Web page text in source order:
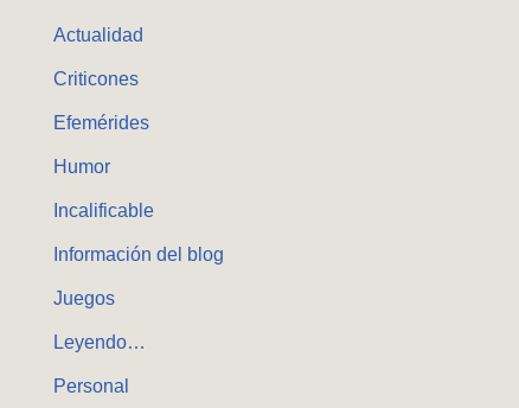
Actualidad
Criticones
Efemérides
Humor
Incalificable
Información del blog
Juegos
Leyendo…
Personal